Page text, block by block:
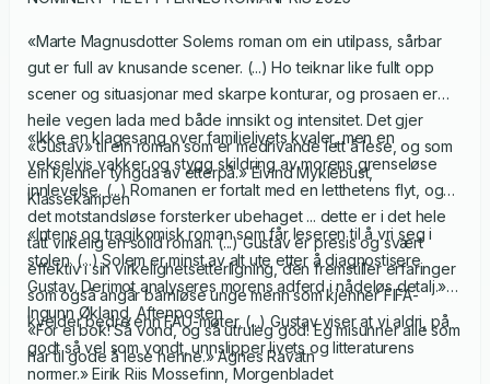
«Marte Magnusdotter Solems roman om ein utilpass, sårbar
gut er full av knusande scener. (...) Ho teiknar like fullt opp
scener og situasjonar med skarpe konturar, og prosaen er
heile vegen lada med både innsikt og intensitet. Det gjer
«Gustav» til ein roman som er medrivande lett å lese, og som
ein kjenner tyngda av etterpå.» Eivind Myklebust,
Klassekampen
«Ikke en klagesang over familielivets kvaler, men en
vekselvis vakker og stygg skildring av morens grenseløse
innlevelse. (...) Romanen er fortalt med en letthetens flyt, og
det motstandsløse forsterker ubehaget ... dette er i det hele
tatt virkelig en solid roman. (...) Gustav er presis og svært
effektiv i sin virkelighetsetterligning, den fremstiller erfaringer
som også angår barnløse unge menn som kjenner FIFA-
kvelder bedre enn FAU-møter. (...) Gustav viser at vi aldri, på
godt så vel som vondt, unnslipper livets og litteraturens
normer.» Eirik Riis Mossefinn, Morgenbladet
«Intens og tragikomisk roman som får leseren til å vri seg i
stolen. (...) Solem er minst av alt ute etter å diagnostisere
Gustav. Derimot analyseres morens adferd i nådeløs detalj.»
Ingunn Økland, Aftenposten
«For ei bok! Så vond, og så utruleg god! Eg misunner alle som
har til gode å lese henne.» Agnes Ravatn